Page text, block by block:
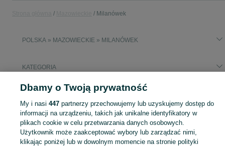
Milanówek
POLSKA » MAZOWIECKIE » MILANÓWEK
KATEGORIA
Popularne wyszukiwania
dom do wynajęcia manekin treningowy wyposażenie sklepu
sds max praca manekin bokserski worek treningowy
ustawiania świateł
Zobacz Więcej
Dbamy o Twoją prywatność
My i nasi 447partnerzy przechowujemy lub uzyskujemy dostęp do
informacji na urządzeniu, takich jak unikalne identyfikatory w
plikach cookie w celu przetwarzania danych osobowych.
Użytkownik może zaakceptować wybory lub zarządzać nimi,
klikając poniżej lub w dowolnym momencie na stronie polityki